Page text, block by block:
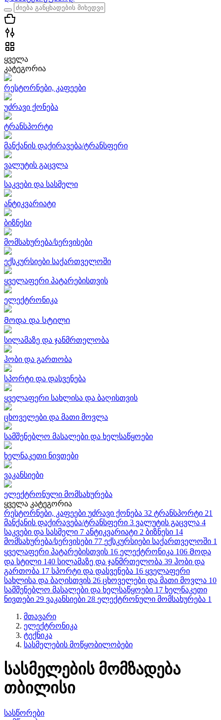
ყველა
კატეგორია
რესტორნები, კაფეები
უძრავი ქონება
ტრანსპორტი
მანქანის დაქირავება/ტრანსფერი
ვალუტის გაცვლა
საკვები და სასმელი
ანტიკვარიატი
ბიზნესი
მომსახურება/სერვისები
ექსკურსიები საქართველოში
ყველაფერი პატარებისთვის
ელექტრონიკა
Მოდა და სტილი
სილამაზე და ჯანმრთელობა
ჰობი და გართობა
სპორტი და დასვენება
ყველაფერი სახლისა და ბაღისთვის
ცხოველები და მათი მოვლა
სამშენებლო მასალები და ხელსაწყოები
ხელნაკეთი ნივთები
ვაკანსიები
ელექტრონული მომსახურება
ყველა კატეგორია
რესტორნები, კაფეები უძრავი ქონება 32 ტრანსპორტი 21
მანქანის დაქირავება/ტრანსფერი 3 ვალუტის გაცვლა 4
საკვები და სასმელი 7 ანტიკვარიატი 2 ბიზნესი 14
მომსახურება/სერვისები 77 ექსკურსიები საქართველოში 1
ყველაფერი პატარებისთვის 16 ელექტრონიკა 106 Მოდა
და სტილი 140 სილამაზე და ჯანმრთელობა 39 ჰობი და
გართობა 17 სპორტი და დასვენება 16 ყველაფერი
სახლისა და ბაღისთვის 26 ცხოველები და მათი მოვლა 10
სამშენებლო მასალები და ხელსაწყოები 17 ხელნაკეთი
ნივთები 29 ვაკანსიები 28 ელექტრონული მომსახურება 1
მთავარი
ელექტრონიკა
ტექნიკა
სასმელების მოწყობილობები
სასმელების მომზადება
თბილისი
სასწორები